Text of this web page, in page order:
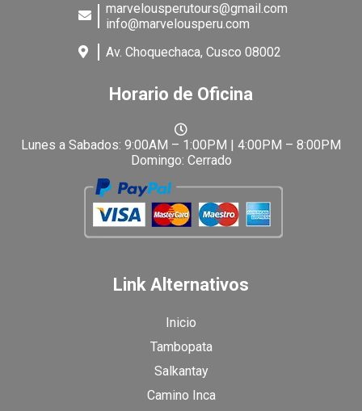
marvelousperutours@gmail.com
info@marvelousperu.com
Av. Choquechaca, Cusco 08002
Horario de Oficina
Lunes a Sabados: 9:00AM – 1:00PM | 4:00PM – 8:00PM
Domingo: Cerrado
Link Alternativos
Inicio
Tambopata
Salkantay
Camino Inca